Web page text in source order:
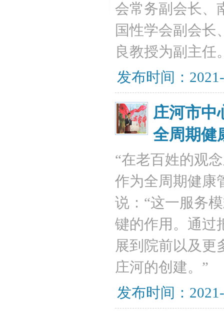
会常务副会长、
国性学会副会长
良教授为副主任
发布时间：
庄河市中
全周期健
“在老百姓的观
作为全周期健康
说：“这一服务
键的作用。通过
展到院前以及更
庄河的创建。”
发布时间：